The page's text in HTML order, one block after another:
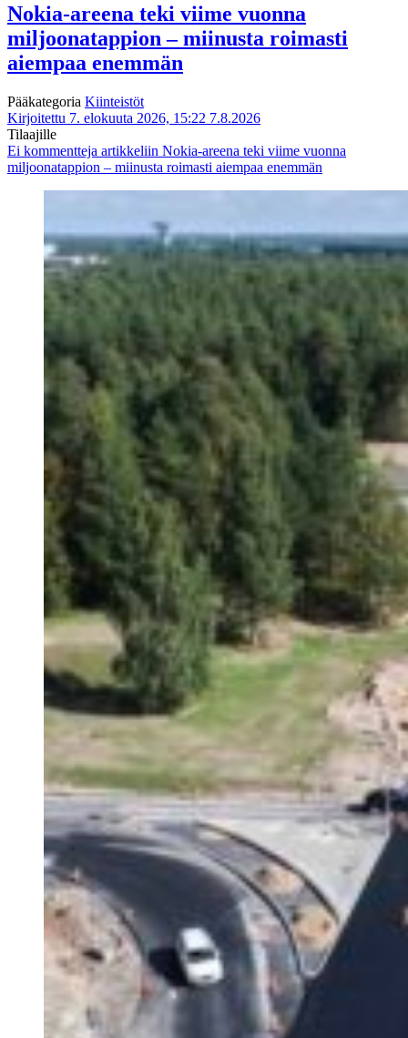
Nokia-areena teki viime vuonna
miljoonatappion – miinusta roimasti
aiempaa enemmän
Pääkategoria Kiinteistöt
Kirjoitettu 7. elokuuta 2026, 15:22 7.8.2026
Tilaajille
Ei kommentteja artikkeliin Nokia-areena teki viime vuonna
miljoonatappion – miinusta roimasti aiempaa enemmän